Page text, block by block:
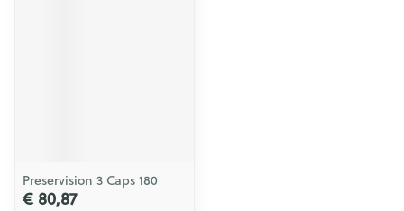
Preservision 3 Caps 180
€ 80,87